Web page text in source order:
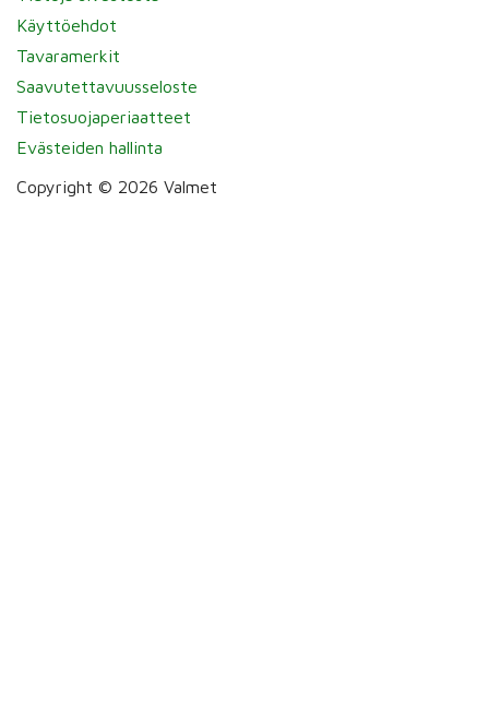
Käyttöehdot
Tavaramerkit
Saavutettavuusseloste
Tietosuojaperiaatteet
Evästeiden hallinta
Copyright © 2026 Valmet